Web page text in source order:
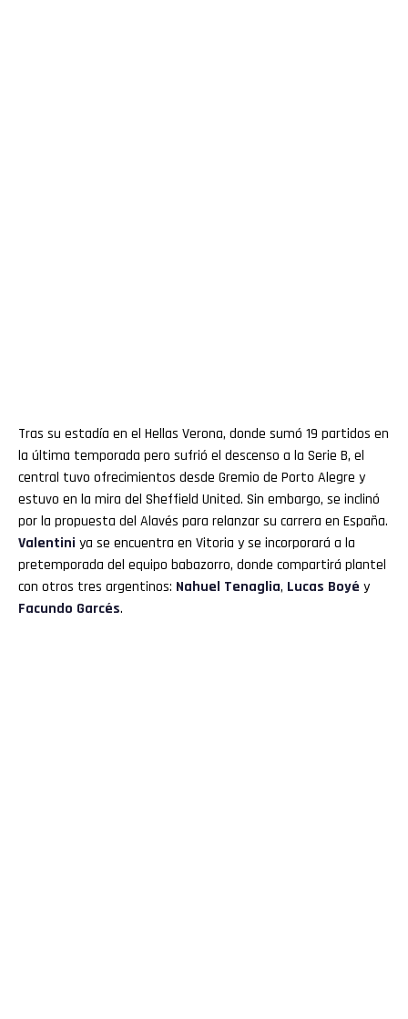
Tras su estadía en el Hellas Verona, donde sumó 19 partidos en
la última temporada pero sufrió el descenso a la Serie B, el
central tuvo ofrecimientos desde Gremio de Porto Alegre y
estuvo en la mira del Sheffield United. Sin embargo, se inclinó
por la propuesta del Alavés para relanzar su carrera en España.
Valentini ya se encuentra en Vitoria y se incorporará a la
pretemporada del equipo babazorro, donde compartirá plantel
con otros tres argentinos: Nahuel Tenaglia, Lucas Boyé y
Facundo Garcés.